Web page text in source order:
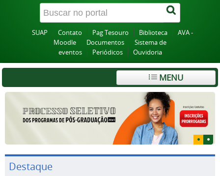
Canais
SUAP Contato Pag Tesouro Biblioteca
AVA -
Moodle
Documentos
Sistema de
eventos
Periódicos Ouvidoria
MENU
Destaque